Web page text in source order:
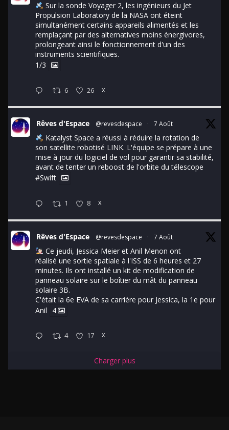
Sur la sonde Voyager 2, les ingénieurs du Jet
Propulsion Laboratory de la NASA ont éteint
simultanément certains appareils alimentés et les
remplaçant par des alternatives moins énergivores,
prolongeant ainsi le fonctionnement d'un des
instruments scientifiques.
1/3
6 26 X
Rêves d'Espace @revesdespace · 7 Août
Katalyst Space a réussi à réduire la rotation de
son satellite robotisé LINK. L'équipe se prépare à une
mise à jour du logiciel de vol pour garantir sa stabilité,
avant de tenter un reboost de l'orbite du télescope
#Swift
1 8 X
Rêves d'Espace @revesdespace · 7 Août
Ce jeudi, Jessica Meier et Anil Menon ont
réalisé une sortie spatiale à l'ISS de 6 heures et 27
minutes. Ils ont installé un kit de modification de
panneau solaire sur le boîtier du mât du panneau
solaire 3B.
C'était la 6e EVA de sa carrière pour Jessica, la 1e pour
Anil
4
4 17 X
Charger plus